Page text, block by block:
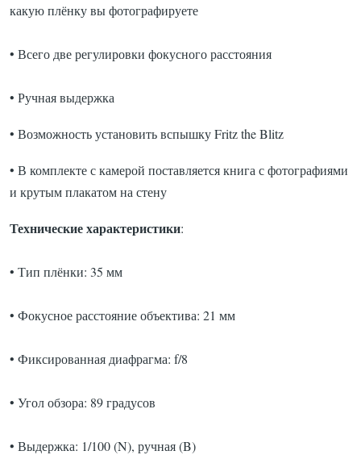
какую плёнку вы фотографируете
• Всего две регулировки фокусного расстояния
• Ручная выдержка
• Возможность установить вспышку Fritz the Blitz
• В комплекте с камерой поставляется книга с фотографиями
и крутым плакатом на стену
Технические характеристики:
• Тип плёнки: 35 мм
• Фокусное расстояние объектива: 21 мм
• Фиксированная диафрагма: f/8
• Угол обзора: 89 градусов
• Выдержка: 1/100 (N), ручная (B)